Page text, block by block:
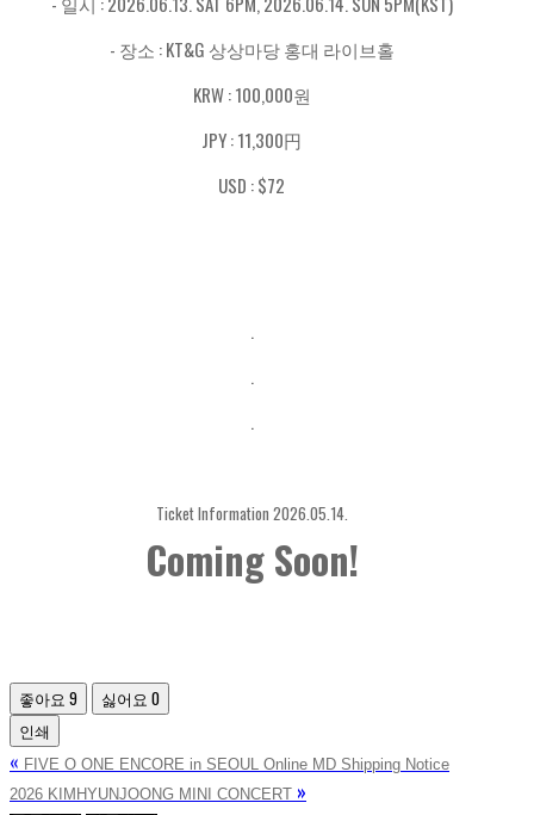
- 장소 : KT&G 상상마당 홍대 라이브홀
KRW : 100,000원
JPY : 11,300円
USD : $72
.
.
.
Ticket Information 2026.05.14.
Coming Soon!
좋아요 9 싫어요 0
인쇄
« FIVE O ONE ENCORE in SEOUL Online MD Shipping Notice
2026 KIMHYUNJOONG MINI CONCERT »